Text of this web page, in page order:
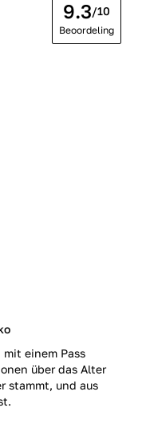
einem Pass
über das Alter
stammt, und aus
9.3/10
Beoordeling